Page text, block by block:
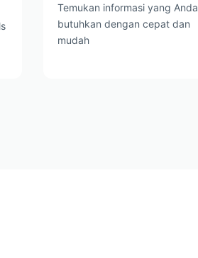
Temukan informasi yang Anda
butuhkan dengan cepat dan
mudah